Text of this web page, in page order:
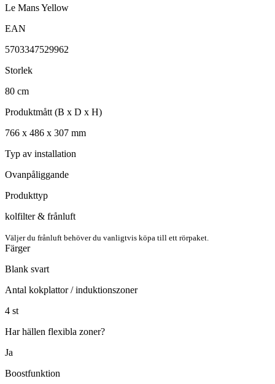
Le Mans Yellow
EAN
5703347529962
Storlek
80 cm
Produktmått (B x D x H)
766 x 486 x 307 mm
Typ av installation
Ovanpåliggande
Produkttyp
kolfilter & frånluft
Väljer du frånluft behöver du vanligtvis köpa till ett rörpaket.
Färger
Blank svart
Antal kokplattor / induktionszoner
4 st
Har hällen flexibla zoner?
Ja
Boostfunktion